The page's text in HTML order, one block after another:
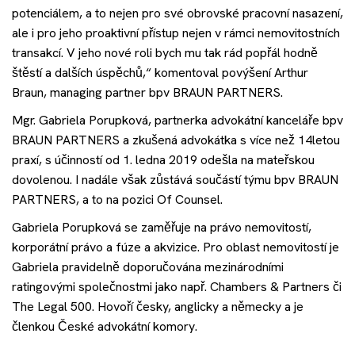
potenciálem, a to nejen pro své obrovské pracovní nasazení,
ale i pro jeho proaktivní přístup nejen v rámci nemovitostních
transakcí. V jeho nové roli bych mu tak rád popřál hodně
štěstí a dalších úspěchů,“ komentoval povýšení Arthur
Braun, managing partner bpv BRAUN PARTNERS.
Mgr. Gabriela Porupková, partnerka advokátní kanceláře bpv
BRAUN PARTNERS a zkušená advokátka s více než 14letou
praxí, s účinností od 1. ledna 2019 odešla na mateřskou
dovolenou. I nadále však zůstává součástí týmu bpv BRAUN
PARTNERS, a to na pozici Of Counsel.
Gabriela Porupková se zaměřuje na právo nemovitostí,
korporátní právo a fúze a akvizice. Pro oblast nemovitostí je
Gabriela pravidelně doporučována mezinárodními
ratingovými společnostmi jako např. Chambers & Partners či
The Legal 500. Hovoří česky, anglicky a německy a je
členkou České advokátní komory.